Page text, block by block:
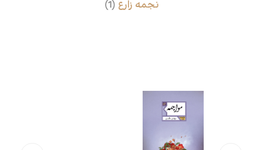
نجمه زارع (1)